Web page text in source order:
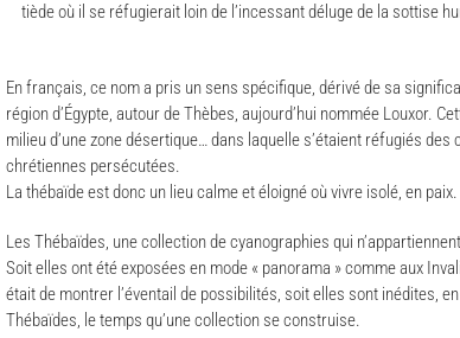
tiède où il se réfugierait loin de l’incessant déluge de la sottise
En français, ce nom a pris un sens spécifique, dérivé de sa
région d’Égypte, autour de Thèbes, aujourd’hui nommée Louxor.
milieu d’une zone désertique… dans laquelle s’étaient réfugiés des
chrétiennes persécutées.
La thébaïde est donc un lieu calme et éloigné où vivre isolé, en paix.
Les Thébaïdes, une collection de cyanographies qui
Soit elles ont été exposées en mode « panorama » comme aux
était de montrer l’éventail de possibilités, soit elles sont inédites,
Thébaïdes, le temps qu’une collection se construise.